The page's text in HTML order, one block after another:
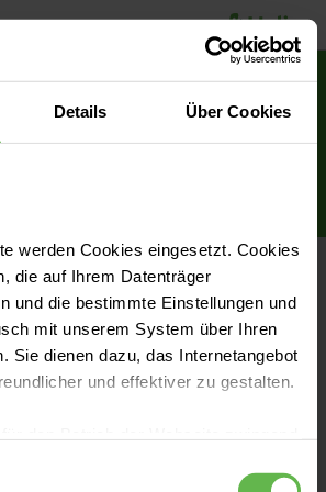
Details Über Cookies
werden Cookies eingesetzt. Cookies
die auf Ihrem Datenträger
und die bestimmte Einstellungen und
mit unserem System über Ihren
Sie dienen dazu, das Internetangebot
und effektiver zu gestalten.
im Helios
medizinischen Bilddaten an die
Hanseklinikum Stralsund
Sie den Datenupload als Patient oder
wollen:
als Patient
steht Ihnen rund um die Uhr zur